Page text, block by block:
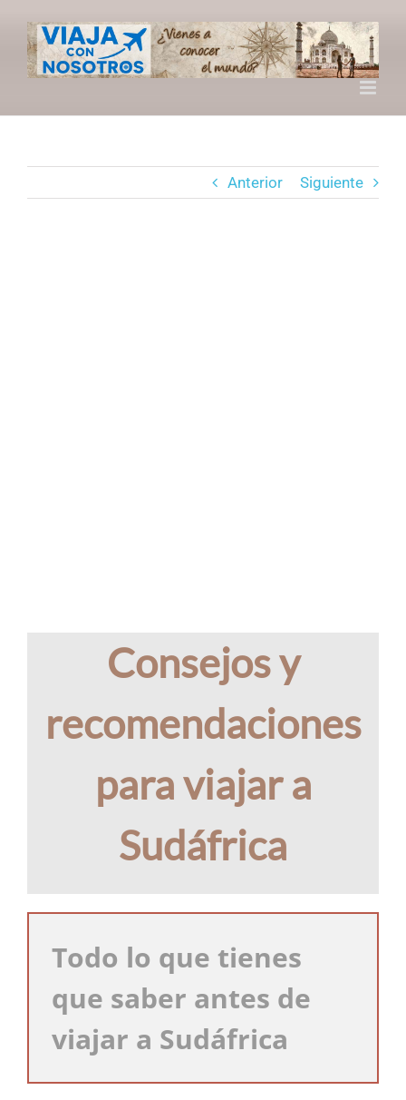
contenido
Anterior Siguiente
Consejos y
recomendaciones
para viajar a
Sudáfrica
Todo lo que tienes
que saber antes de
viajar a Sudáfrica